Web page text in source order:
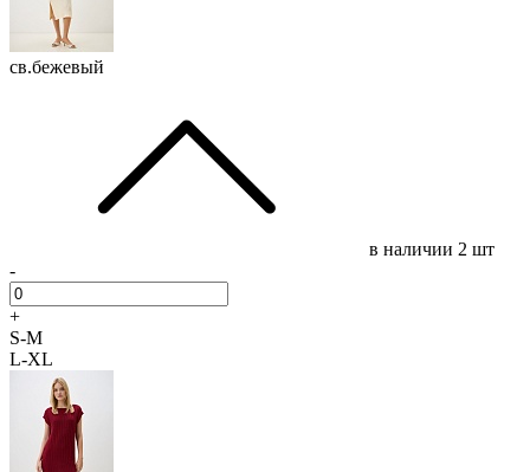
св.бежевый
в наличии 2 шт
-
+
S-M
L-XL